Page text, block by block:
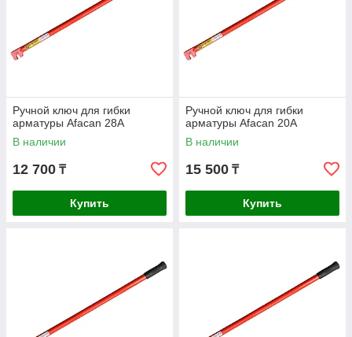
Ручной ключ для гибки
арматуры Afacan 28А
В наличии
12 700 ₸
Купить
Ручной ключ для гибки
арматуры Afacan 20А
В наличии
15 500 ₸
Купить